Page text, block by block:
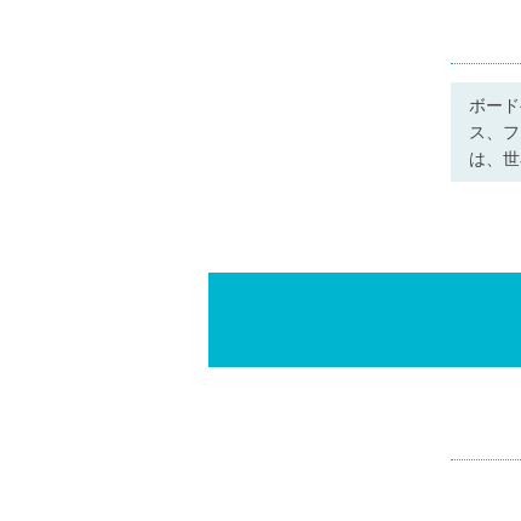
ボー
ス、
は、